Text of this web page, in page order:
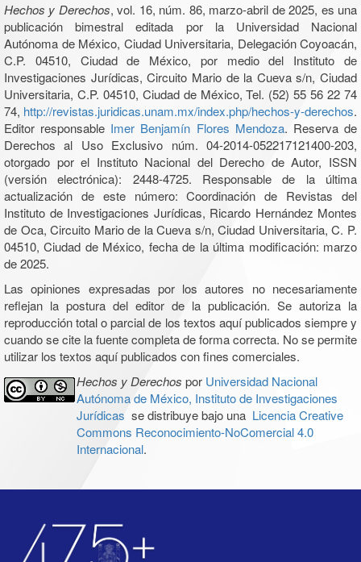
Hechos y Derechos, vol. 16, núm. 86, marzo-abril de 2025, es una
publicación bimestral editada por la Universidad Nacional
Autónoma de México, Ciudad Universitaria, Delegación Coyoacán,
C.P. 04510, Ciudad de México, por medio del Instituto de
Investigaciones Jurídicas, Circuito Mario de la Cueva s/n, Ciudad
Universitaria, C.P. 04510, Ciudad de México, Tel. (52) 55 56 22 74
74, http://revistas.juridicas.unam.mx/index.php/hechos-y-derechos.
Editor responsable Imer Benjamín Flores Mendoza. Reserva de
Derechos al Uso Exclusivo núm. 04-2014-052217121400-203,
otorgado por el Instituto Nacional del Derecho de Autor, ISSN
(versión electrónica): 2448-4725. Responsable de la última
actualización de este número: Coordinación de Revistas del
Instituto de Investigaciones Jurídicas, Ricardo Hernández Montes
de Oca, Circuito Mario de la Cueva s/n, Ciudad Universitaria, C. P.
04510, Ciudad de México, fecha de la última modificación: marzo
de 2025.
Las opiniones expresadas por los autores no necesariamente
reflejan la postura del editor de la publicación. Se autoriza la
reproducción total o parcial de los textos aquí publicados siempre y
cuando se cite la fuente completa de forma correcta. No se permite
utilizar los textos aquí publicados con fines comerciales.
Hechos y Derechos por Universidad Nacional
Autónoma de México, Instituto de Investigaciones
Jurídicas se distribuye bajo una Licencia Creative
Commons Reconocimiento-NoComercial 4.0
Internacional.